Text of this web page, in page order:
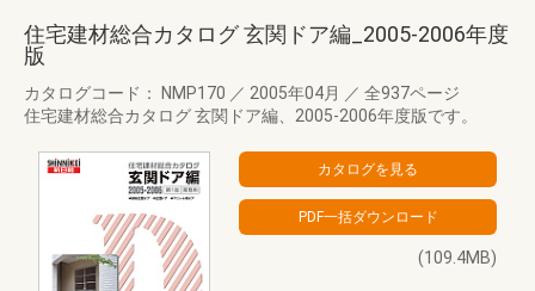
住宅建材総合カタログ 玄関ドア編_2005-2006年度
版
カタログコード： NMP170 ／ 2005年04月 ／ 全937ページ
住宅建材総合カタログ 玄関ドア編、2005-2006年度版です。
(109.4MB)